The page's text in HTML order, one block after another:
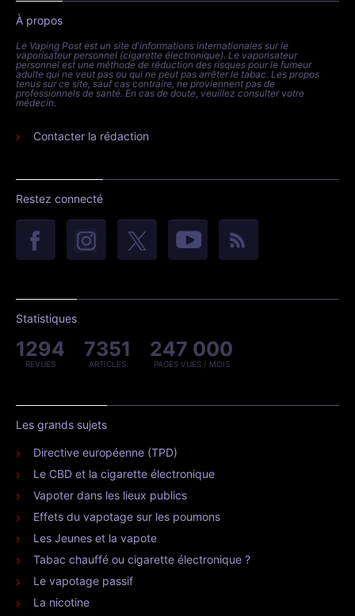
À propos
Le Vaping Post est un site d'informations internationales sur le
vaporisateur personnel (cigarette électronique). Le vaporisateur
personnel est une méthode de réduction des risques pour le fumeur
adulte qui ne veut pas ou qui ne peut pas arrêter le tabac. Les propos
tenus sur ce site, sauf cas contraire, ne proviennent pas de
professionnels de santé. En cas de doute, veuillez consulter votre
médecin.
Contacter la rédaction
Restez connecté
Statistiques
1294
REVUES
7351
ARTICLES
247 000
PAGES VUES / MOIS
Les grands sujets
Directive européenne (TPD)
Le CBD et la cigarette électronique
Vapoter dans les lieux publics
Effets du vapotage sur les poumons
Les Jeunes et la vapote
Tabac chauffé ou cigarette électronique ?
Le vapotage passif
La nicotine